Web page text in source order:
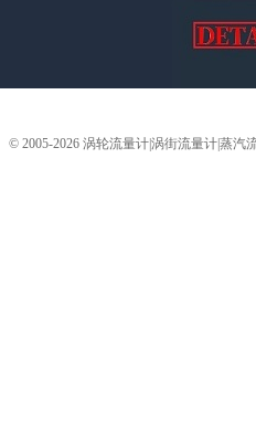
© 2005-2026 涡轮流量计|涡街流量计|蒸